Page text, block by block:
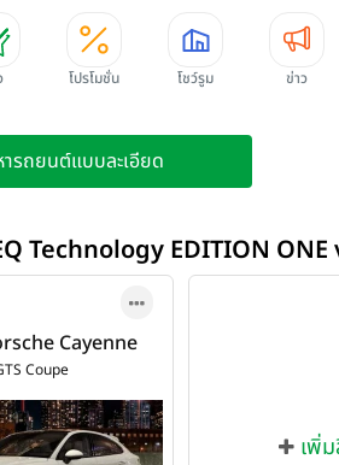
โปรโมชั่น โชว์รูม ข่าว
รถยนต์แบบละเอียด
Technology EDITION ONE
Cayenne
ปี 2020
Coupe
เพิ่